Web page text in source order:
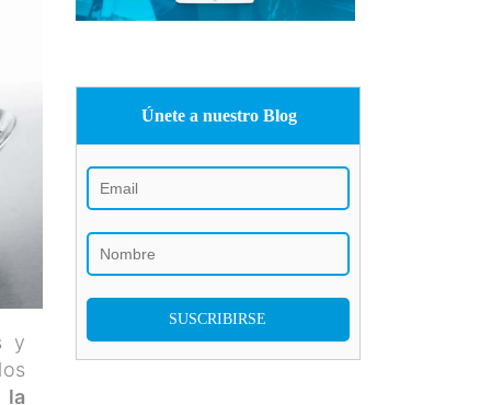
y
la
Únete a nuestro Blog